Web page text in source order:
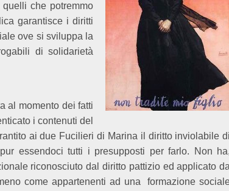
quelli che potremmo
garantisce i diritti
ove si sviluppa la
di solidarietà
al momento dei fatti
i contenuti del
ai due Fucilieri di Marina il diritto inviolabile
essendoci tutti i presupposti per farlo. Non
riconosciuto dal diritto pattizio ed applicato
come appartenenti ad una
formazione